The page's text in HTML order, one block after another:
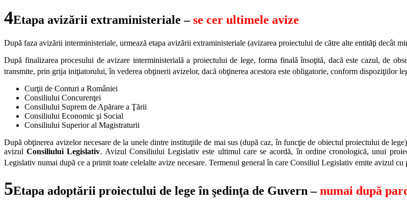
4Etapa avizării extraministeriale –se cer ultimele avize
După faza avizării interministeriale, urmează etapa avizării extraministeriale (avizarea proiectului de către alte entităţi decât
După finalizarea procesului de avizare interministerială a proiectului de lege, forma finală însoţită, dacă este cazul, de
transmite, prin grija iniţiatorului, în vederea obţinerii avizelor, dacă obţinerea acestora este obligatorie, conform dispoziţiilor
Curţii de Conturi a României
Consiliului Concurenţei
Consiliului Suprem de Apărare a Ţării
Consiliului Economic şi Social
Consiliului Superior al Magistraturii
După obţinerea avizelor necesare de la unele dintre instituţiile de mai sus (după caz, în funcţie de obiectul proiectului de
avizulConsiliului Legislativ. Avizul Consiliului Legislativ este ultimul care se acordă, în ordine cronologică, unui
Legislativ numai după ce a primit toate celelalte avize necesare. Termenul general în care Consiliul Legislativ emite avizul
5Etapa adoptării proiectului de lege în şedinţa de Guvern –numai după